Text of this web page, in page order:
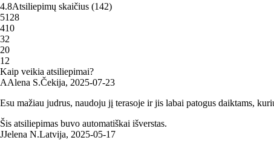
4.8Atsiliepimų skaičius (142)
5128
410
32
20
1 2
Kaip veikia atsiliepimai?
AAlena S.Čekija, 2025‑07‑23
Esu mažiau judrus, naudoju jį terasoje ir jis labai patogus daiktams,
Šis atsiliepimas buvo automatiškai išverstas.
JJelena N.Latvija, 2025‑05‑17